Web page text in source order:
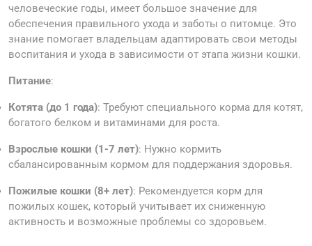
человеческие годы, имеет большое значение для
обеспечения правильного ухода и заботы о питомце. Это
знание помогает владельцам адаптировать свои методы
воспитания и ухода в зависимости от этапа жизни кошки.
Питание:
Котята (до 1 года): Требуют специального корма для котят,
богатого белком и витаминами для роста.
Взрослые кошки (1-7 лет): Нужно кормить
сбалансированным кормом для поддержания здоровья.
Пожилые кошки (8+ лет): Рекомендуется корм для
пожилых кошек, который учитывает их сниженную
активность и возможные проблемы со здоровьем.